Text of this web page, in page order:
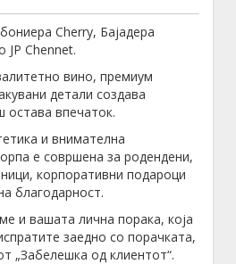
Cherry, Бајадера
JP Chennet.
вино, премиум
детали создава
остава впечаток.
и внимателна
е совршена за родендени,
корпоративни подароци
благодарност.
и вашата лична порака, која
заедно со порачката,
„Забелешка од клиентот“.